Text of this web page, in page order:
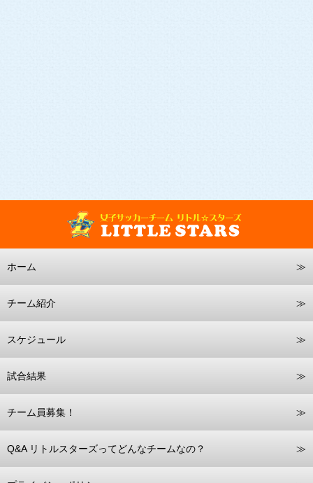
ホーム
チーム紹介
スケジュール
試合結果
チーム員募集！
Q&A リトルスターズってどんなチームなの？